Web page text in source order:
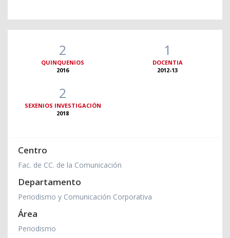
2
QUINQUENIOS
2016
1
DOCENTIA
2012-13
2
SEXENIOS INVESTIGACIÓN
2018
Centro
Fac. de CC. de la Comunicación
Departamento
Periodismo y Comunicación Corporativa
Área
Periodismo